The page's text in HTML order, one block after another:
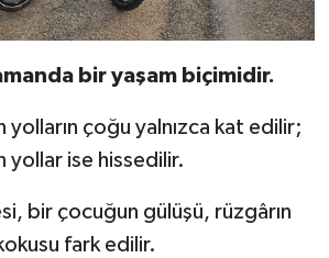
bir yaşam biçimidir.
çoğu yalnızca kat edilir;
yollar ise hissedilir.
bir çocuğun gülüşü, rüzgârın
fark edilir.